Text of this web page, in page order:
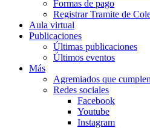
Formas de pago
Registrar Tramite de
Aula virtual
Publicaciones
Últimas publicaciones
Últimos eventos
Más
Agremiados que
Redes sociales
Facebook
Youtube
Instagram